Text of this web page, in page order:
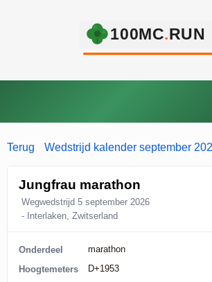
Terug Wedstrijd kalender september
Jungfrau marathon
Wegwedstrijd 5 september 2026
‐ Interlaken, Zwitserland
Onderdeel
marathon
Hoogtemeters
D+1953